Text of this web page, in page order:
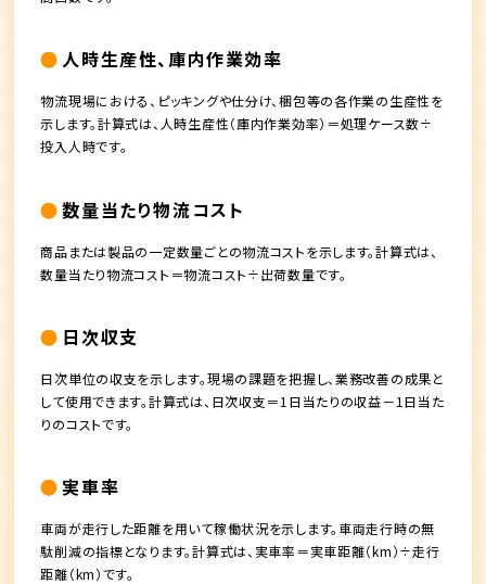
人時生産性、庫内作業効率
物流現場における、ピッキングや仕分け、梱包等の各作業の生産性を
示します。計算式は、人時生産性（庫内作業効率）＝処理ケース数÷
投入人時です。
数量当たり物流コスト
商品または製品の一定数量ごとの物流コストを示します。計算式は、
数量当たり物流コスト＝物流コスト÷出荷数量です。
日次収支
日次単位の収支を示します。現場の課題を把握し、業務改善の成果と
して使用できます。計算式は、日次収支＝1日当たりの収益－1日当た
りのコストです。
実車率
車両が走行した距離を用いて稼働状況を示します。車両走行時の無
駄削減の指標となります。計算式は、実車率＝実車距離（km）÷走行
距離（km）です。